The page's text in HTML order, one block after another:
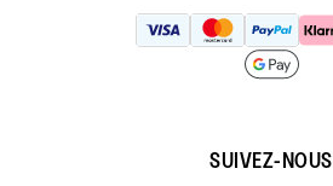
SUIVEZ-NOUS